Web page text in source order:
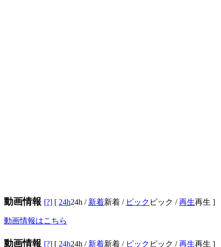
動画情報 [?] [ 24h24h / 新着新着 / ピック ピック /再生再生 ]
動画情報はこちら
動画情報 [?] [ 24h24h / 新着新着 / ピック ピック /再生再生 ]